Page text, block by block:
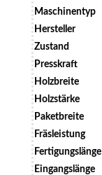
Maschinentyp
Hersteller
Zustand
Presskraft
Holzbreite
Holzstärke
Paketbreite
Fräsleistung
Fertigungslänge
Eingangslänge